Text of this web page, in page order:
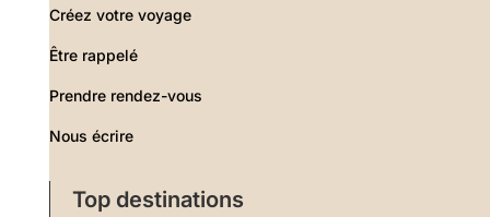
Créez votre voyage
Être rappelé
Prendre rendez-vous
Nous écrire
Top destinations